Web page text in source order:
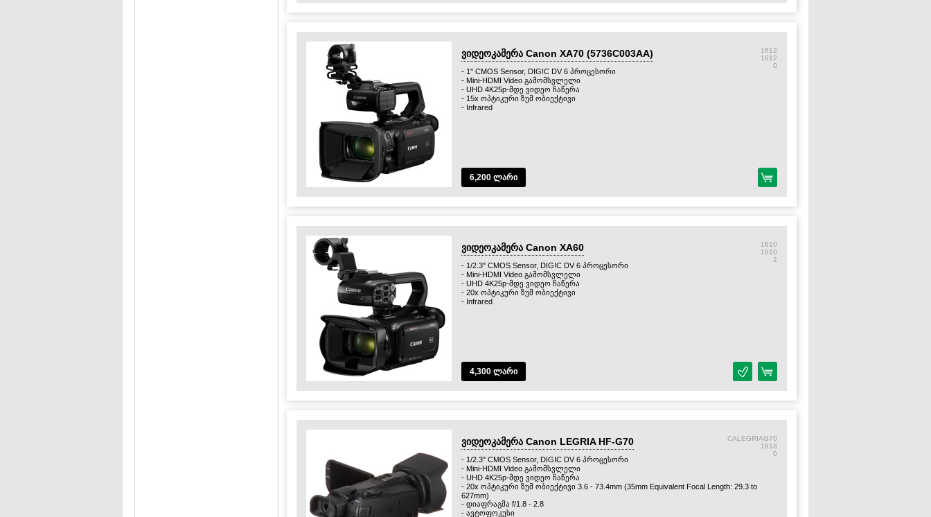
ვიდეოკამერა Сanon XA70 (5736C003AA)
1612
1612
0
- 1" CMOS Sensor, DIG!C DV 6 პროცესორი
- Mini-HDMI Video გამომსვლელი
- UHD 4K25p-მდე ვიდეო ჩაწერა
- 15x ოპტიკური ზუმ ობიექტივი
- Infrared
6,200 ლარი
ვიდეოკამერა Canon XA60
1610
1610
2
- 1/2.3" CMOS Sensor, DIG!C DV 6 პროცესორი
- Mini-HDMI Video გამომსვლელი
- UHD 4K25p-მდე ვიდეო ჩაწერა
- 20x ოპტიკური ზუმ ობიექტივი
- Infrared
4,300 ლარი
ვიდეოკამერა Canon LEGRIA HF-G70
CALEGRIAG70
1618
0
- 1/2.3" CMOS Sensor, DIGIC DV 6 პროცესორი
- Mini-HDMI Video გამომსვლელი
- UHD 4K25p-მდე ვიდეო ჩაწერა
- 20x ოპტიკური ზუმ ობიექტივი 3.6 - 73.4mm (35mm Equivalent Focal Length: 29.3 to
627mm)
- დიაფრაგმა f/1.8 - 2.8
- ავტოფოკუსი